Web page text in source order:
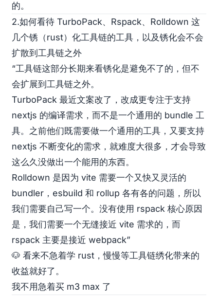
的。
2.如何看待 TurboPack、Rspack、Rolldown 这
几个锈（rust）化工具链的工具，以及锈化会不会
扩散到工具链之外
“工具链这部分长期来看锈化是避免不了的，但不
会扩展到工具链之外。
TurboPack 最近文案改了，改成更专注于支持
nextjs 的编译需求，而不是一个通用的 bundle 工
具。之前他们既需要做一个通用的工具，又要支持
nextjs 不断变化的需求，就难度大很多，才会导致
这么久没做出一个能用的东西。
Rolldown 是因为 vite 需要一个又快又灵活的
bundler，esbuild 和 rollup 各有各的问题，所以
我们需要自己写一个。没有使用 rspack 核心原因
是，我们需要一个无缝接近 vite 需求的，而
rspack 主要是接近 webpack”
🐶 看来不急着学 rust，慢慢等工具链绣化带来的
收益就好了。
我不用急着买 m3 max 了